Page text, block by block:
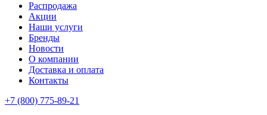
Распродажа
Акции
Наши услуги
Бренды
Новости
О компании
Доставка и оплата
Контакты
+7 (800) 775-89-21